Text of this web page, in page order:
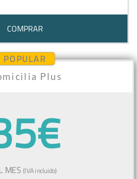
COMPRAR
POPULAR
Plus
MES(IVA incluido)